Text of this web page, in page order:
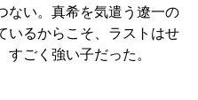
ない。真希を気遣う遼一の
いるからこそ、ラストはせ
ごく強い子だった。